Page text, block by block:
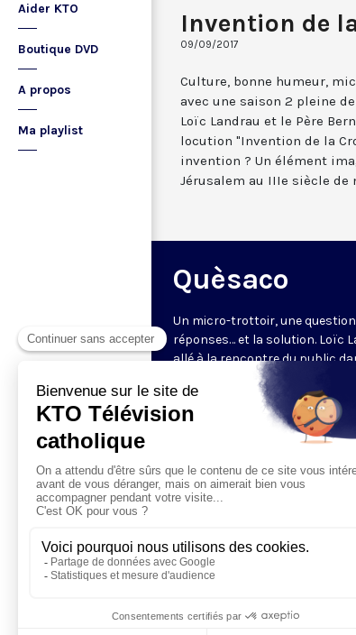
Aider KTO
Boutique DVD
A propos
Ma playlist
Invention de
09/09/2017
Culture, bonne humeur,
avec une saison 2 pleine
Loïc Landrau et le Père
locution "Invention de la
invention ? Un élément
Jérusalem au IIIe siècle de
Quèsaco
Un micro-trottoir, une
réponses… et la solution. Loïc
allé à la rencontre du public
l’interroger sur un mot ou un
catholique : que veulent dire
comme miséricorde, narthex
plateau, le père Bernard
question. 3 minutes pour
connaissances sur la culture